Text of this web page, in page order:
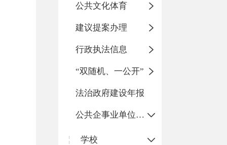
公共文化体育
建议提案办理
行政执法信息
“双随机、一公开”
法治政府建设年报
公共企事业单位信息公开
学校